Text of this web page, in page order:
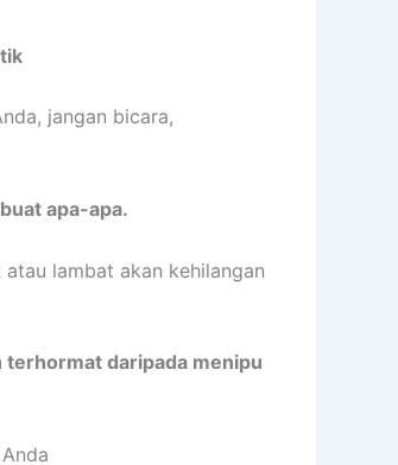
jangan bicara,
apa-apa.
lambat akan kehilangan
terhormat daripada menipu